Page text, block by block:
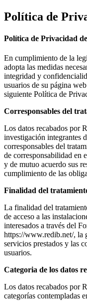
Política de
Política de Privacidad
En cumplimiento de la
adopta las medidas
integridad y
usuarios de su página
siguiente Política de
Corresponsables del
Los datos recabados por
investigación integrantes
corresponsables del
de corresponsabilidad en
y de mutuo acuerdo sus
cumplimiento de las
Finalidad del
La finalidad del
de acceso a las
interesados a través del
https://www.redib.net/, la
servicios prestados y las
usuarios.
Categoria de los datos
Los datos recabados por
categorías contempladas